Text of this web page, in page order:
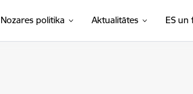
Nozares politika Aktualitātes ES un